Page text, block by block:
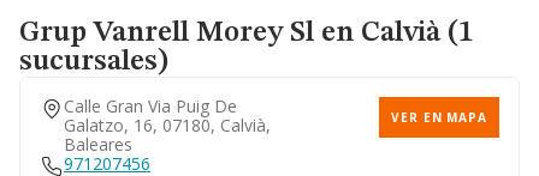
Grup Vanrell Morey Sl en Calvià (1
sucursales)
Calle Gran Via Puig De
Galatzo, 16, 07180, Calvià,
Baleares
VER EN MAPA
971207456